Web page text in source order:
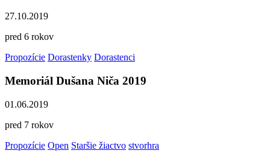
27.10.2019
pred 6 rokov
Propozície Dorastenky Dorastenci
Memoriál Dušana Niča 2019
01.06.2019
pred 7 rokov
Propozície Open Staršie žiactvo stvorhra